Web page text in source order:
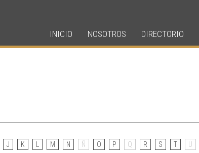
DIRECTORIO
NOSOTROS
INICIO
J K M N Ñ O P Q R S T